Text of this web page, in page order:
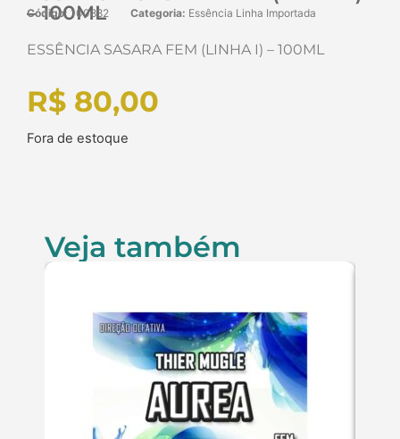
– 100ML
Código: 100882 Categoria: Essência Linha Importada
ESSÊNCIA SASARA FEM (LINHA I) – 100ML
R$ 80,00
Fora de estoque
Veja também